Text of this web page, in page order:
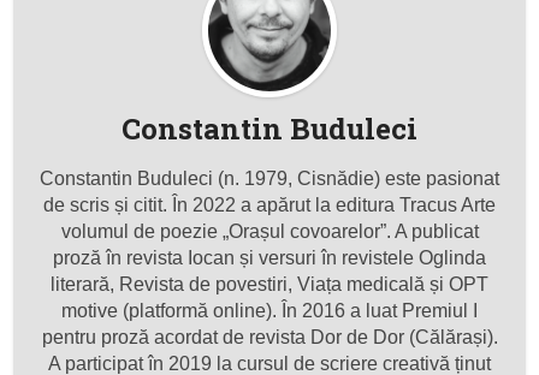
Constantin Buduleci
Constantin Buduleci (n. 1979, Cisnădie) este pasionat
de scris și citit. În 2022 a apărut la editura Tracus Arte
volumul de poezie „Orașul covoarelor”. A publicat
proză în revista Iocan și versuri în revistele Oglinda
literară, Revista de povestiri, Viața medicală și OPT
motive (platformă online). În 2016 a luat Premiul I
pentru proză acordat de revista Dor de Dor (Călărași).
A participat în 2019 la cursul de scriere creativă ținut